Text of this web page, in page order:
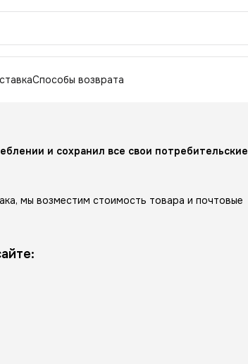
Способы возврата
и сохранил все свои потребительские
мы возместим стоимость товара и почтовые